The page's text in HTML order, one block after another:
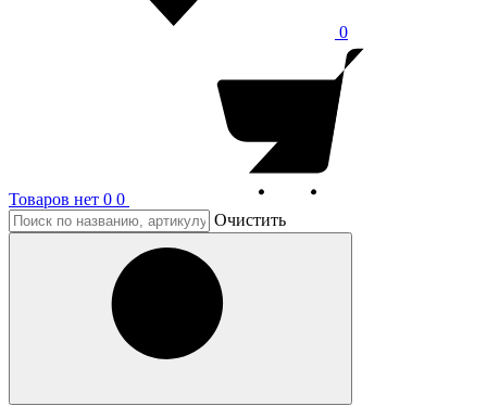
0
Товаров нет 0 0
Очистить